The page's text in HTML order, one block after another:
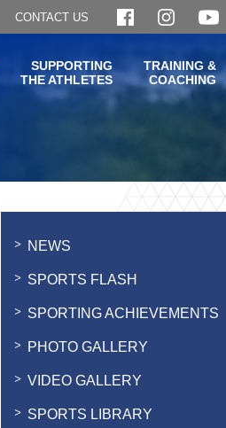
CONTACT US
SUPPORTING
THE ATHLETES
TRAINING &
COACHING
NEWS
SPORTS FLASH
SPORTING ACHIEVEMENTS
PHOTO GALLERY
VIDEO GALLERY
SPORTS LIBRARY